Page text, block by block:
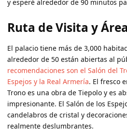
y esperé alrededor de 90 minutos
Ruta de Visita y
El palacio tiene más de 3,000
alrededor de 50 están abiertas al
recomendaciones son el Salón del
Espejos y la Real Armería. El fresco
Trono es una obra de Tiepolo y es
impresionante. El Salón de los
candelabros de cristal y
realmente deslumbrantes.